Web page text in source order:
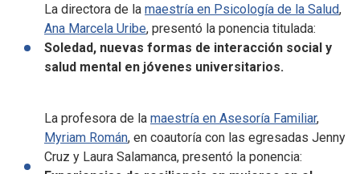
La directora de la maestría en Psicología de la Salud,
Ana Marcela Uribe, presentó la ponencia titulada:
Soledad, nuevas formas de interacción social y
salud mental en jóvenes universitarios.
La profesora de la maestría en Asesoría Familiar,
Myriam Román, en coautoría con las egresadas Jenny
Cruz y Laura Salamanca, presentó la ponencia: